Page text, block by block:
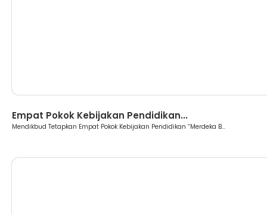
Empat Pokok Kebijakan Pendidikan...
Mendikbud Tetapkan Empat Pokok Kebijakan Pendidikan “Merdeka B...